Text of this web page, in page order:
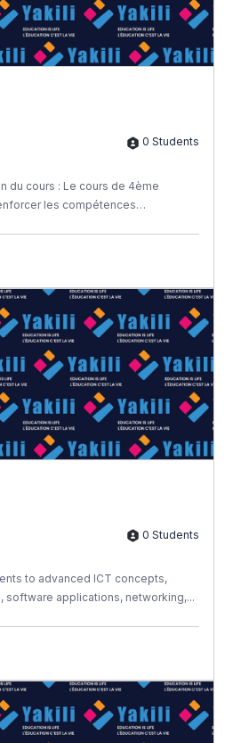
0 Students
du cours : Le cours de 4ème
les compétences
0 Students
to advanced ICT concepts,
software applications, networking,...